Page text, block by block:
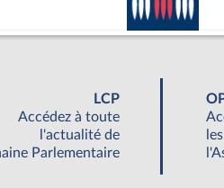
LCP
Accédez à toute
l'actualité de
Parlementaire